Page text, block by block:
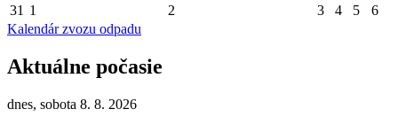
31 1 2 3 4 5
6
Kalendár zvozu odpadu
Aktuálne počasie
dnes, sobota 8. 8. 2026